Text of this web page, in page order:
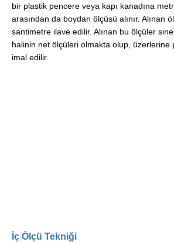
bir plastik pencere veya kapı kanadına
arasından da boydan ölçüsü alınır. Alınan
santimetre ilave edilir. Alınan bu ölçüler
halinin net ölçüleri olmakta olup, üzerlerine
imal edilir.
İç Ölçü Tekniği